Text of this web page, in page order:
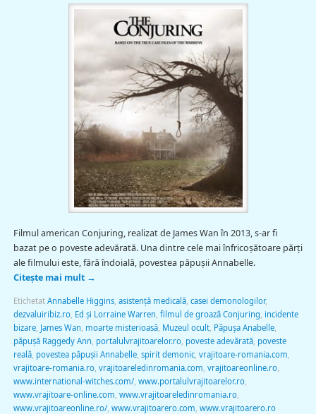
Filmul american Conjuring, realizat de James Wan în 2013, s-ar fi
bazat pe o poveste adevărată. Una dintre cele mai înfricoșătoare părți
ale filmului este, fără îndoială, povestea păpuşii Annabelle.
Citește mai mult →
Etichetat Annabelle Higgins, asistență medicală, casei demonologilor,
dezvaluiribiz.ro, Ed și Lorraine Warren filmul de groază Conjuring incidente
bizare, James Wan moarte misterioasă, Muzeul ocult, Păpuşa Anabelle,
păpușă Raggedy Ann portalulvrajitoarelor.ro, poveste adevărată, poveste
reală, povestea păpuşii Annabelle, spirit demonic, vrajitoare-romania.com
vrajitoare-romania.ro, vrajitoareledinromania.com vrajitoareonline.ro,
www.international-witches.com/, www.portalulvrajitoarelor.ro,
www.vrajitoare-online.com www.vrajitoareledinromania.ro,
www.vrajitoareonline.ro/, www.vrajitoarero.com www.vrajitoarero.ro